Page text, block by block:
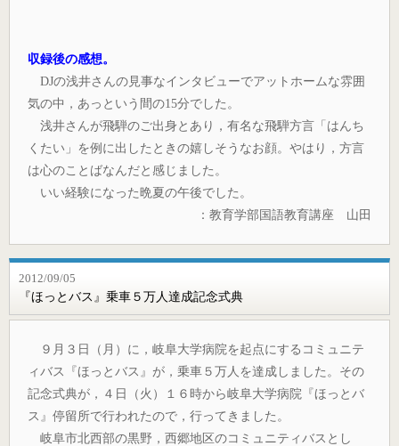
収録後の感想。
DJの浅井さんの見事なインタビューでアットホームな雰囲
気の中，あっという間の15分でした。
浅井さんが飛騨のご出身とあり，有名な飛騨方言「はんち
くたい」を例に出したときの嬉しそうなお顔。やはり，方言
は心のことばなんだと感じました。
いい経験になった晩夏の午後でした。
：教育学部国語教育講座 山田
2012/09/05
『ほっとバス』乗車５万人達成記念式典
９月３日（月）に，岐阜大学病院を起点にするコミュニテ
ィバス『ほっとバス』が，乗車５万人を達成しました。その
記念式典が，４日（火）１６時から岐阜大学病院『ほっとバ
ス』停留所で行われたので，行ってきました。
岐阜市北西部の黒野，西郷地区のコミュニティバスとし